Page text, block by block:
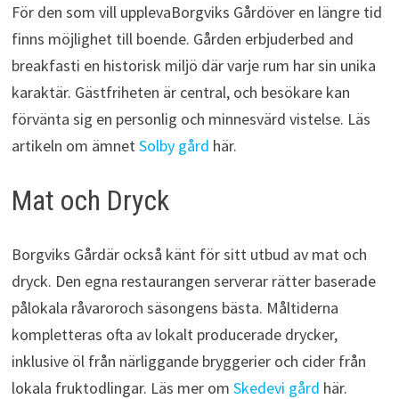
För den som vill upplevaBorgviks Gårdöver en längre tid
finns möjlighet till boende. Gården erbjuderbed and
breakfasti en historisk miljö där varje rum har sin unika
karaktär. Gästfriheten är central, och besökare kan
förvänta sig en personlig och minnesvärd vistelse. Läs
artikeln om ämnetSolby gård här.
Mat och Dryck
Borgviks Gårdär också känt för sitt utbud av mat och
dryck. Den egna restaurangen serverar rätter baserade
pålokala råvaroroch säsongens bästa. Måltiderna
kompletteras ofta av lokalt producerade drycker,
inklusive öl från närliggande bryggerier och cider från
lokala fruktodlingar. Läs mer om Skedevi gård här.